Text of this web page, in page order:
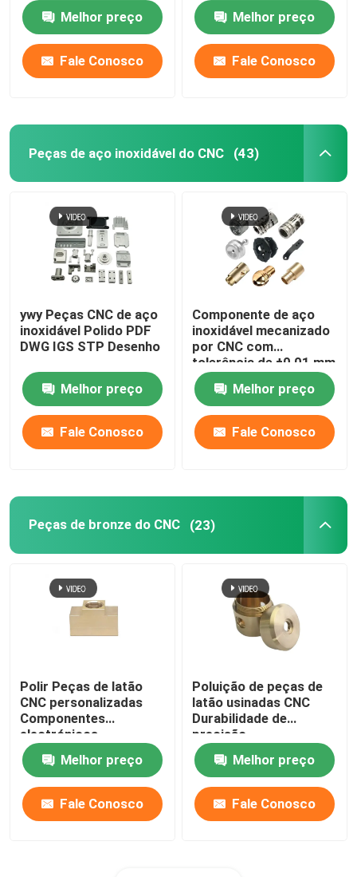
Melhor preço
Fale Conosco
Melhor preço
Fale Conosco
Peças de aço inoxidável do CNC (43)
ywy Peças CNC de aço
inoxidável Polido PDF
DWG IGS STP Desenho
Melhor preço
Fale Conosco
Componente de aço
inoxidável mecanizado
por CNC com
tolerância de ±0,01 mm
Melhor preço
Fale Conosco
Peças de bronze do CNC (23)
Polir Peças de latão
CNC personalizadas
Componentes
electrónicos
Melhor preço
Fale Conosco
Poluição de peças de
latão usinadas CNC
Durabilidade de
precisão
Melhor preço
Fale Conosco